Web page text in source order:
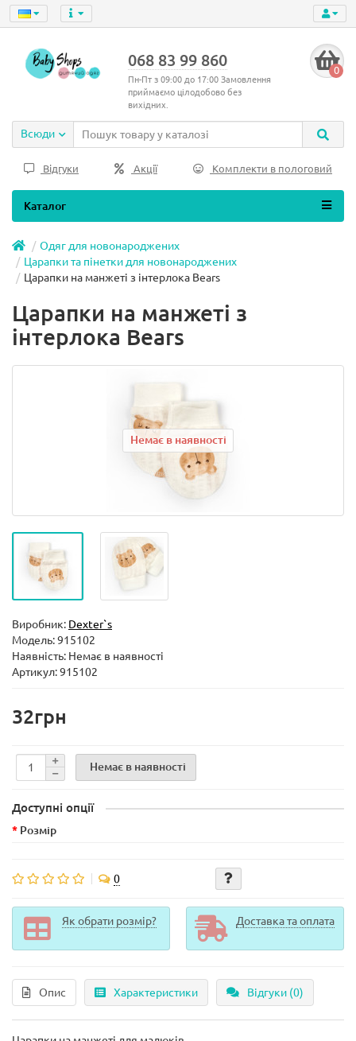
068 83 99 860
Пн-Пт з 09:00 до 17:00 Замовлення
приймаємо цілодобово без
вихідних.
0
Всюди
Відгуки Акції Комплекти в пологовий
Каталог
Одяг для новонароджених
Царапки та пінетки для новонароджених
Царапки на манжеті з інтерлока Bears
Царапки на манжеті з
інтерлока Bears
Немає в наявності
Виробник: Dexter`s
Модель:915102
Наявність: Немає в наявності
Артикул: 915102
32грн
Немає в наявності
Доступні опції
Розмір
0
Як обрати розмір? Доставка та оплата
Опис Характеристики Відгуки (0)